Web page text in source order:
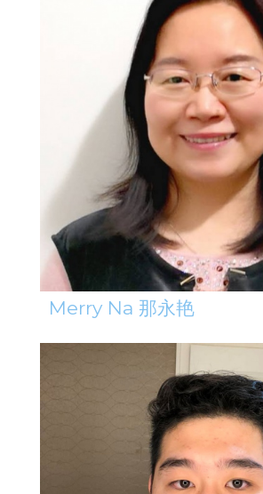
Merry Na 那永艳